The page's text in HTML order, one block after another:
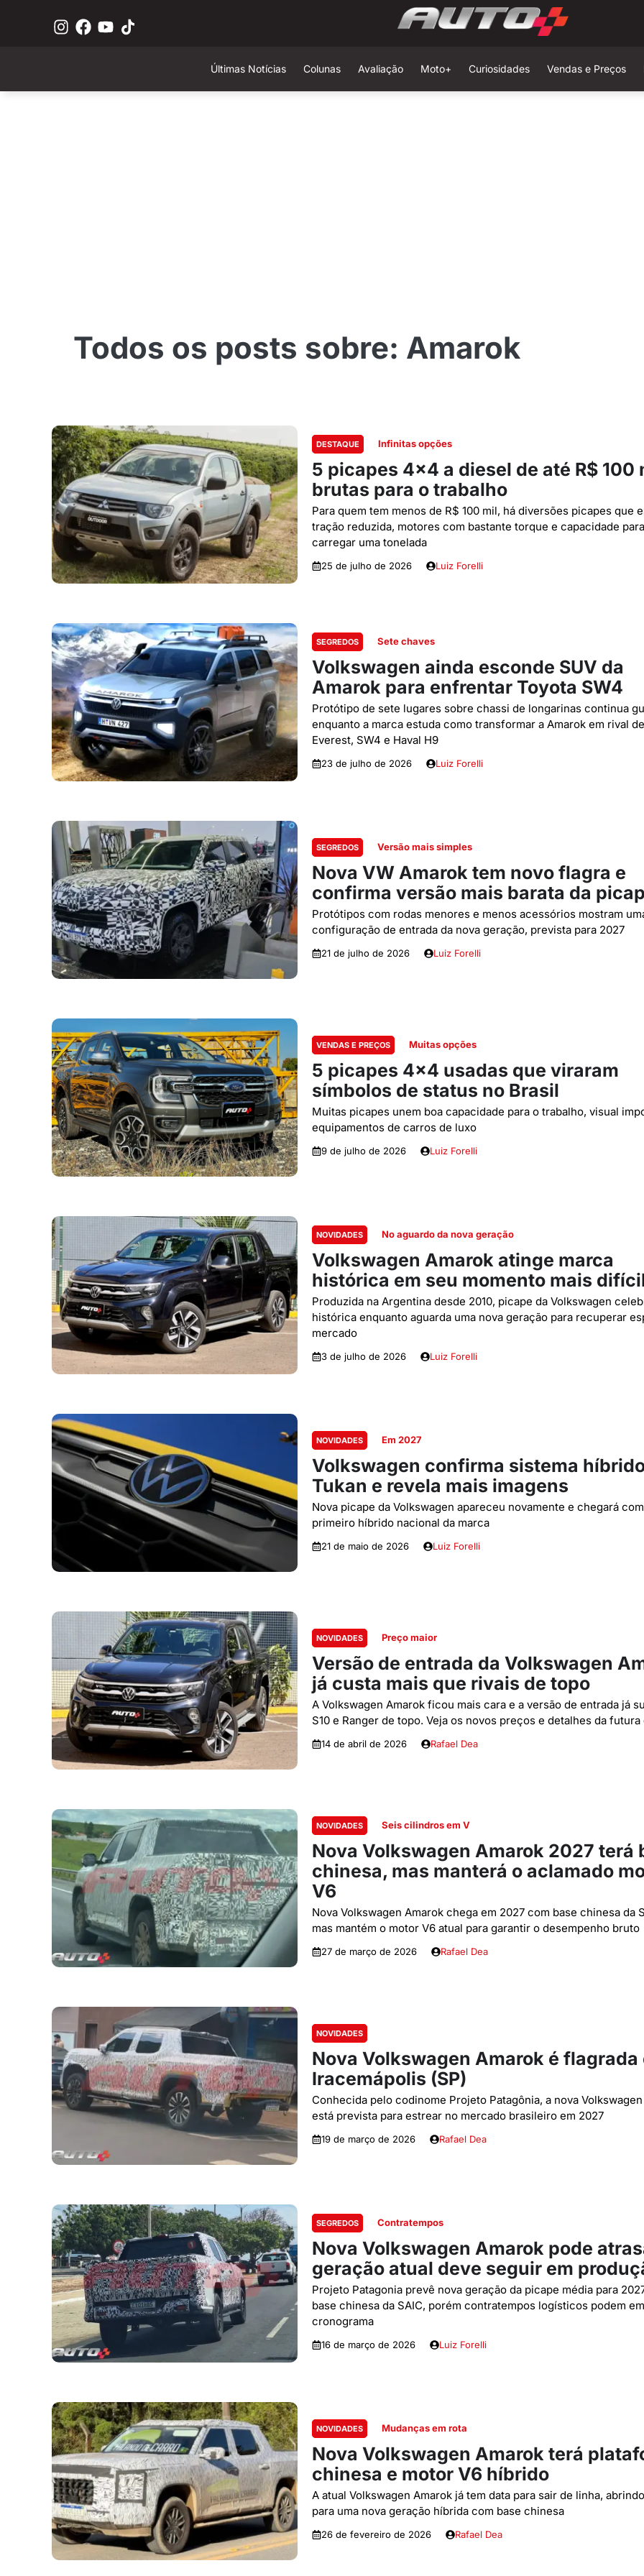
Últimas Notícias Colunas Avaliação Moto+ Curiosidades Vendas e Preços
Amarok
DESTAQUE Infinitas opções
5 picapes 4×4 a diesel de até R$ 100
brutas para o trabalho
Para quem tem menos de R$ 100 mil, há diversões picapes que
tração reduzida, motores com bastante torque e capacidade para
carregar uma tonelada
25 de julho de 2026 Luiz Forelli
SEGREDOS Sete chaves
Volkswagen ainda esconde SUV da
Amarok para enfrentar Toyota SW4
Protótipo de sete lugares sobre chassi de longarinas continua
enquanto a marca estuda como transformar a Amarok em rival de
Everest, SW4 e Haval H9
23 de julho de 2026 Luiz Forelli
SEGREDOS Versão mais simples
Nova VW Amarok tem novo flagra e
confirma versão mais barata da
Protótipos com rodas menores e menos acessórios mostram
configuração de entrada da nova geração, prevista para 2027
21 de julho de 2026 Luiz Forelli
VENDAS E PREÇOS Muitas opções
5 picapes 4×4 usadas que viraram
símbolos de status no Brasil
Muitas picapes unem boa capacidade para o trabalho, visual
equipamentos de carros de luxo
9 de julho de 2026 Luiz Forelli
NOVIDADES No aguardo da nova geração
Volkswagen Amarok atinge marca
histórica em seu momento mais
Produzida na Argentina desde 2010, picape da Volkswagen
histórica enquanto aguarda uma nova geração para recuperar
mercado
3 de julho de 2026 Luiz Forelli
NOVIDADES Em 2027
Volkswagen confirma sistema
Tukan e revela mais imagens
Nova picape da Volkswagen apareceu novamente e chegará
primeiro híbrido nacional da marca
21 de maio de 2026 Luiz Forelli
NOVIDADES Preço maior
Versão de entrada da Volkswagen
já custa mais que rivais de topo
A Volkswagen Amarok ficou mais cara e a versão de entrada já
S10 e Ranger de topo. Veja os novos preços e detalhes da
14 de abril de 2026 Rafael Dea
NOVIDADES Seis cilindros em V
Nova Volkswagen Amarok 2027 terá
chinesa, mas manterá o aclamado
V6
Nova Volkswagen Amarok chega em 2027 com base chinesa da
mas mantém o motor V6 atual para garantir o desempenho bruto
27 de março de 2026 Rafael Dea
NOVIDADES
Nova Volkswagen Amarok é flagrada
Iracemápolis (SP)
Conhecida pelo codinome Projeto Patagônia, a nova
está prevista para estrear no mercado brasileiro em 2027
19 de março de 2026 Rafael Dea
SEGREDOS Contratempos
Nova Volkswagen Amarok pode
geração atual deve seguir em
Projeto Patagonia prevê nova geração da picape média para
base chinesa da SAIC, porém contratempos logísticos podem
cronograma
16 de março de 2026 Luiz Forelli
NOVIDADES Mudanças em rota
Nova Volkswagen Amarok terá
chinesa e motor V6 híbrido
A atual Volkswagen Amarok já tem data para sair de linha,
para uma nova geração híbrida com base chinesa
26 de fevereiro de 2026 Rafael Dea